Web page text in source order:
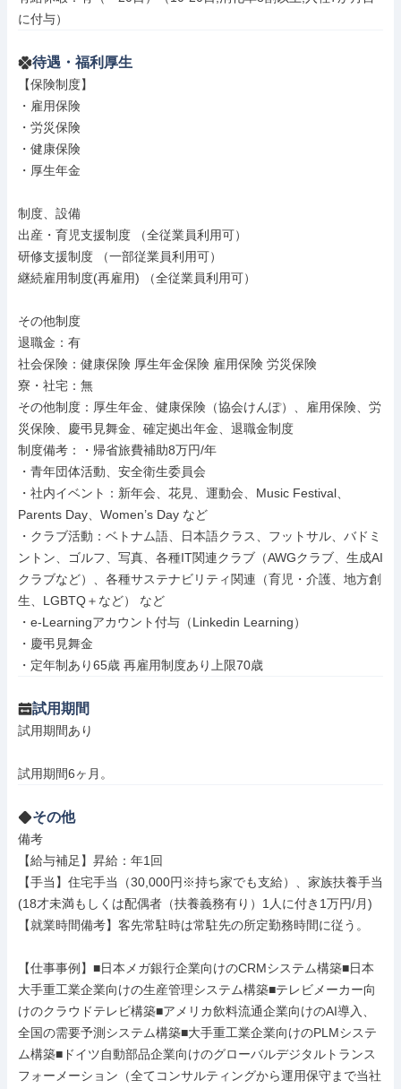
に付与）
待遇・福利厚生
【保険制度】
・雇用保険
・労災保険
・健康保険
・厚生年金
制度、設備
出産・育児支援制度 （全従業員利用可）
研修支援制度 （一部従業員利用可）
継続雇用制度(再雇用) （全従業員利用可）
その他制度
退職金：有
社会保険：健康保険 厚生年金保険 雇用保険 労災保険
寮・社宅：無
その他制度：厚生年金、健康保険（協会けんぽ）、雇用保険、労
災保険、慶弔見舞金、確定拠出年金、退職金制度
制度備考：・帰省旅費補助8万円/年
・青年団体活動、安全衛生委員会
・社内イベント：新年会、花見、運動会、Music Festival、
Parents Day、Women’s Day など
・クラブ活動：ベトナム語、日本語クラス、フットサル、バドミ
ントン、ゴルフ、写真、各種IT関連クラブ（AWGクラブ、生成AI
クラブなど）、各種サステナビリティ関連（育児・介護、地方創
生、LGBTQ＋など） など
・e-Learningアカウント付与（Linkedin Learning）
・慶弔見舞金
・定年制あり65歳 再雇用制度あり上限70歳
試用期間
試用期間あり
試用期間6ヶ月。
その他
備考
【給与補足】昇給：年1回
【手当】住宅手当（30,000円※持ち家でも支給）、家族扶養手当
(18才未満もしくは配偶者（扶養義務有り）1人に付き1万円/月)
【就業時間備考】客先常駐時は常駐先の所定勤務時間に従う。
【仕事事例】■日本メガ銀行企業向けのCRMシステム構築■日本
大手重工業企業向けの生産管理システム構築■テレビメーカー向
けのクラウドテレビ構築■アメリカ飲料流通企業向けのAI導入、
全国の需要予測システム構築■大手重工業企業向けのPLMシステ
ム構築■ドイツ自動部品企業向けのグローバルデジタルトランス
フォーメーション（全てコンサルティングから運用保守まで当社